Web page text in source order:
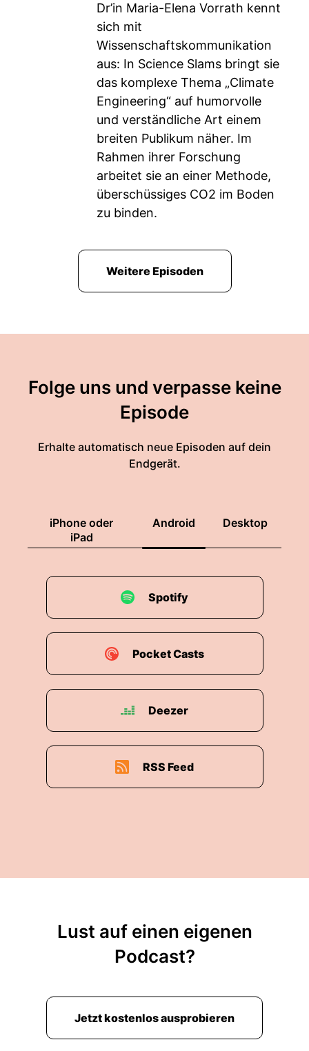
Dr’in Maria-Elena Vorrath kennt
sich mit
Wissenschaftskommunikation
aus: In Science Slams bringt sie
das komplexe Thema „Climate
Engineering“ auf humorvolle
und verständliche Art einem
breiten Publikum näher. Im
Rahmen ihrer Forschung
arbeitet sie an einer Methode,
überschüssiges CO2 im Boden
zu binden.
Weitere Episoden
Folge uns und verpasse keine
Episode
Erhalte automatisch neue Episoden auf dein
Endgerät.
iPhone oder
iPad
Android Desktop
Spotify
Pocket Casts
Deezer
RSS Feed
Lust auf einen eigenen
Podcast?
Jetzt kostenlos ausprobieren